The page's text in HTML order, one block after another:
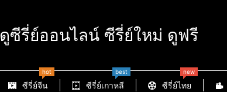
ดูซีรี่ย์ออนไลน์ ซีรี่ย์ใหม่ ดูฟรี
ซีรี่ย์จีน
hot
ซีรี่ย์เกาหลี
best
ซีรี่ย์ไทย
new